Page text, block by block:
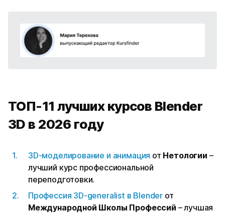
ТОП-11 лучших курсов Blender
3D в 2026 году
3D-моделирование и анимация от Нетологии –
лучший курс профессиональной
переподготовки.
Профессия 3D-generalist в Blender от
Международной Школы Профессий – лучшая